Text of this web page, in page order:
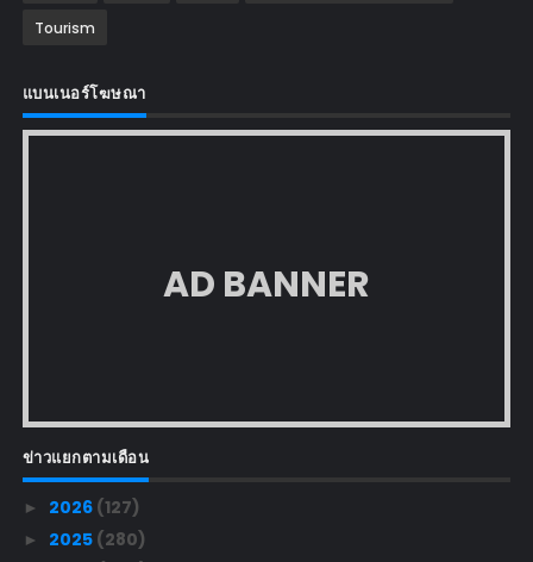
Tourism
แบนเนอร์โฆษณา
AD BANNER
ข่าวแยกตามเดือน
► 2026 (127)
► 2025 (280)